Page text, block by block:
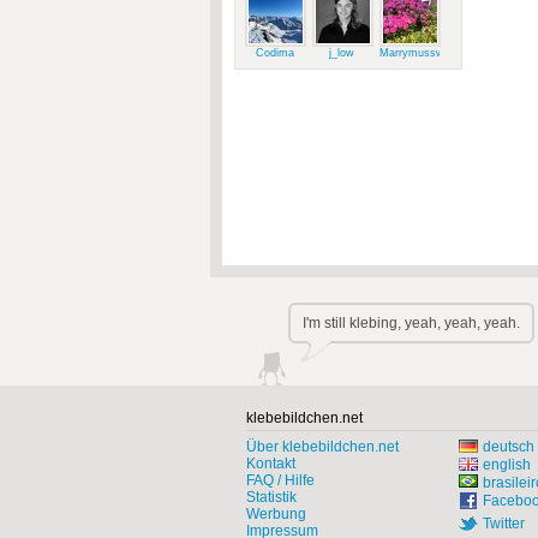
Codima j_low Marrymussweg
I'm still klebing, yeah, yeah, yeah.
klebebildchen.net
Über klebebildchen.net
Kontakt
FAQ / Hilfe
Statistik
Werbung
Impressum
deutsch
english
Twitter